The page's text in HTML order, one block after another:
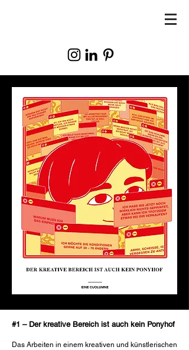
#1 – Der kreative Bereich ist auch kein Ponyhof
Das Arbeiten in einem kreativen und künstlerischen